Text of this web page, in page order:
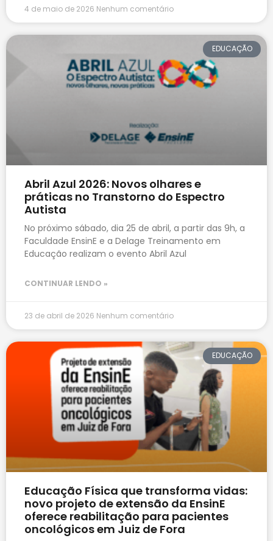
4 de maio de 2026 Nenhum comentário
EDUCAÇÃO
Abril Azul 2026: Novos olhares e
práticas no Transtorno do Espectro
Autista
No próximo sábado, dia 25 de abril, a partir das 9h, a
Faculdade EnsinE e a Delage Treinamento em
Educação realizam o evento Abril Azul
CONTINUAR LENDO »
23 de abril de 2026 Nenhum comentário
EDUCAÇÃO
Educação Física que transforma vidas:
novo projeto de extensão da EnsinE
oferece reabilitação para pacientes
oncológicos em Juiz de Fora